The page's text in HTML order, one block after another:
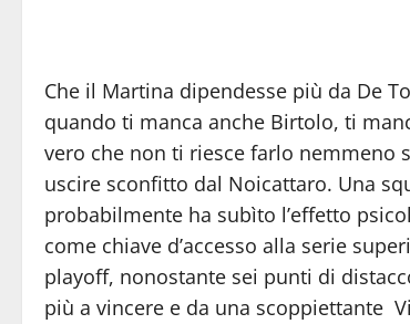
Che il Martina dipendesse più da De
quando ti manca anche Birtolo, ti
vero che non ti riesce farlo nemmeno
uscire sconfitto dal Noicattaro. Una
probabilmente ha subìto l’effetto
come chiave d’accesso alla serie
playoff, nonostante sei punti di
più a vincere e da una scoppiettante